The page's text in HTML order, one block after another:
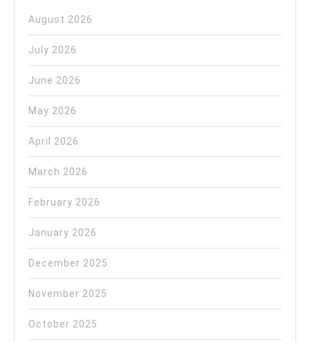
August 2026
July 2026
June 2026
May 2026
April 2026
March 2026
February 2026
January 2026
December 2025
November 2025
October 2025